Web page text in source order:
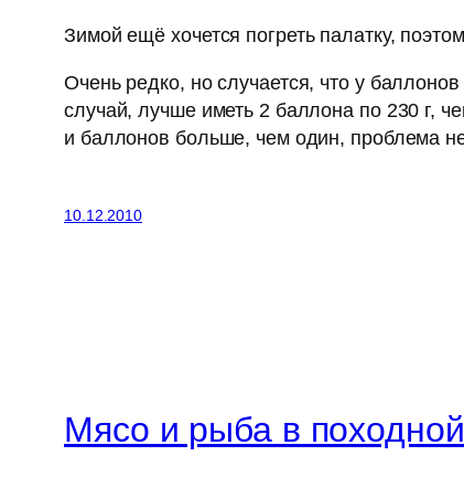
Зимой ещё хочется погреть палатку,
Очень редко, но случается, что у баллонов
случай, лучше иметь 2 баллона по 230 г,
и баллонов больше, чем один, проблема
10.12.2010
Мясо и рыба в